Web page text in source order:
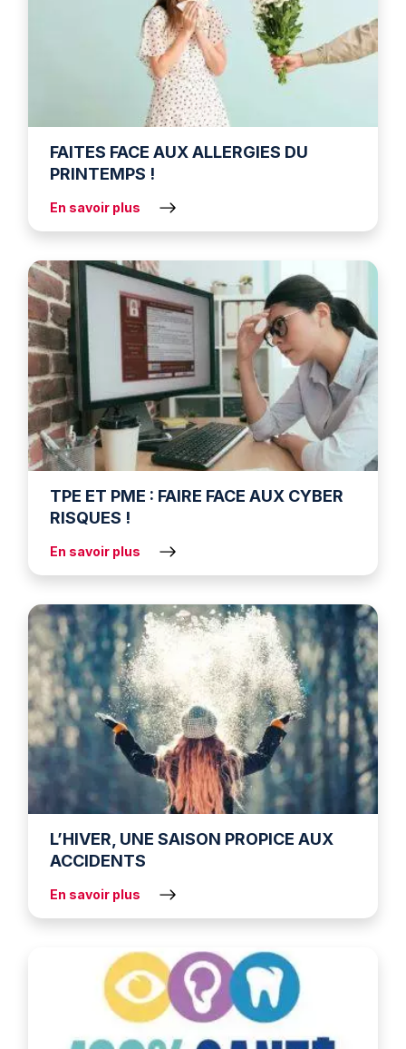
FAITES FACE AUX ALLERGIES DU
PRINTEMPS !
En savoir plus
TPE ET PME : FAIRE FACE AUX CYBER
RISQUES !
En savoir plus
L’HIVER, UNE SAISON PROPICE AUX
ACCIDENTS
En savoir plus